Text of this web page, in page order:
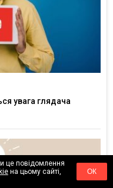
увага глядача
це повідомлення
на цьому сайті,
ОК